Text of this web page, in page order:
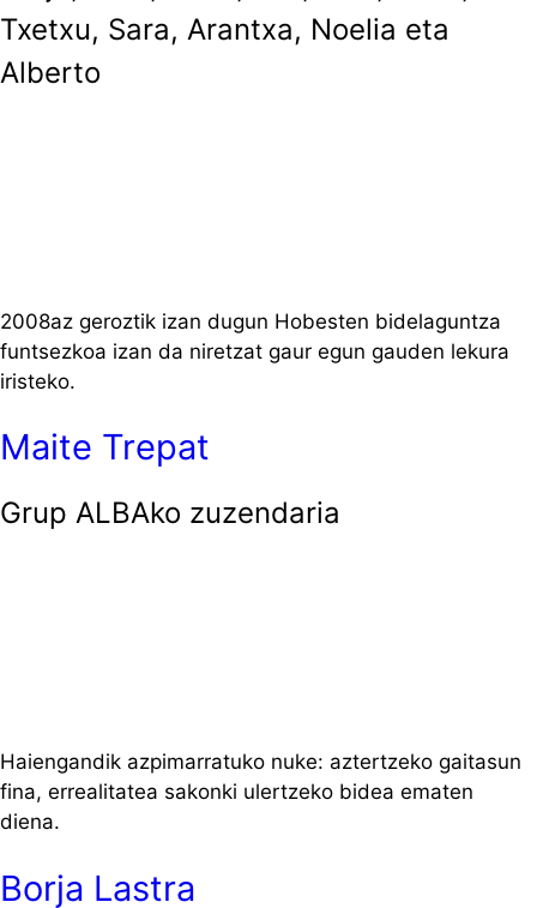
Txetxu, Sara, Arantxa, Noelia eta
Alberto
2008az geroztik izan dugun Hobesten bidelaguntza
funtsezkoa izan da niretzat gaur egun gauden lekura
iristeko.
Maite Trepat
Grup ALBAko zuzendaria
Haiengandik azpimarratuko nuke: aztertzeko gaitasun
fina, errealitatea sakonki ulertzeko bidea ematen
diena.
Borja Lastra